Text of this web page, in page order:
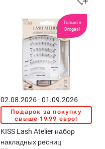
Только в
Drogas!
02.08.2026 - 01.09.2026
Подарок за покупку
свыше 19,99 евро!
KISS Lash Atelier набор
накладных ресниц